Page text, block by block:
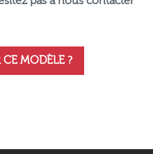
CE MODÈLE ?